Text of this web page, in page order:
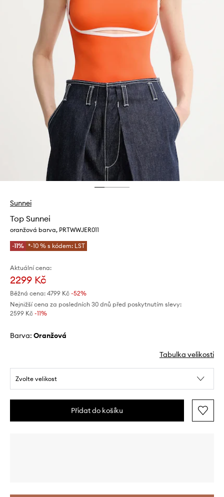
Sunnei
Top Sunnei
oranžová barva, PRTWWJER011
-11% *-10 % s kódem: LST
Aktuální cena:
2299 Kč
Běžná cena: 4799 Kč -52%
Nejnižší cena za posledních 30 dnů před poskytnutím slevy:
2599 Kč -11%
Barva: oranžová
Tabulka velikosti
Zvolte velikost
Přidat do košíku